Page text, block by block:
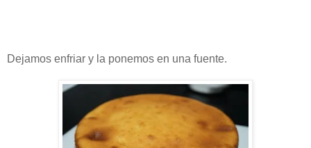
Dejamos enfriar y la ponemos en una fuente.